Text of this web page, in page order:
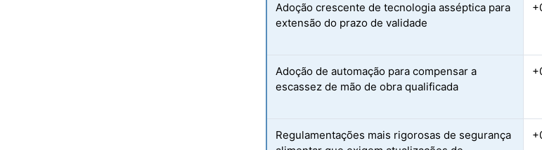
Adoção crescente de tecnologia asséptica para
extensão do prazo de validade
Adoção de automação para compensar a
escassez de mão de obra qualificada
Regulamentações mais rigorosas de segurança